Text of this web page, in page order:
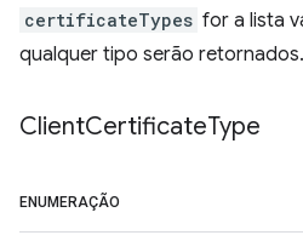
certificateTypes for a lista
qualquer tipo serão retornados.
ClientCertificateType
ENUMERAÇÃO